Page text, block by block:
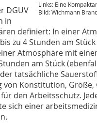
Links: Eine
Bild: Wichmann
DGUV
in
definiert: In einer
zu 4 Stunden am
Atmosphäre mit
am Stück
tatsächliche
von Konstitution, Größe,
den Arbeitsschutz.
sich einer